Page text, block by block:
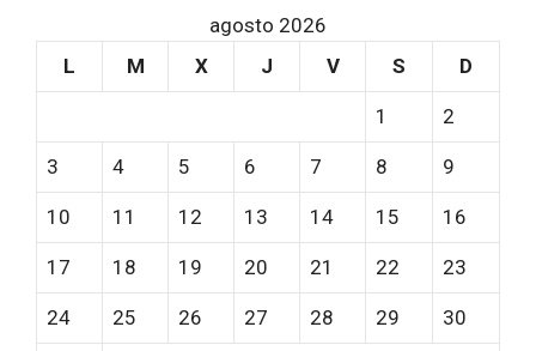
agosto 2026
L
M X J V S D
1 2
3 4 5 6 7 8 9
10 11 12 13 14 15 16
17 18 19 20 21 22 23
24 25 26 27 28 29 30